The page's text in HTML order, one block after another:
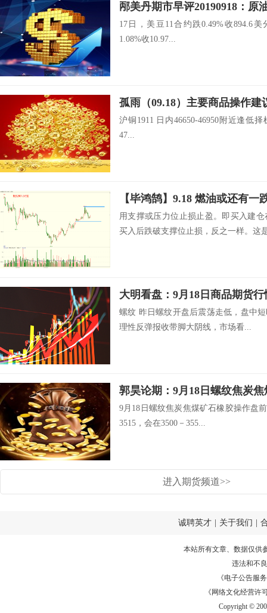
邴美丹期市早评20190918：原
17日，美豆11合约跌0.49%收894.6
1.08%收10.97...
孤雨（09.18）主要商品操作建
沪铜1911 日内46650-46950附近逢低
47...
【毕鸿鹄】9.18 燃油或还有一
用支撑或压力位止损止盈。即买入建
买入后跌破支撑位止损，反之一样。这
大明看盘：9月18日商品期货
螺纹 昨日螺纹开盘后震荡走低，盘中
理性反弹报收带脚大阴线，市场看...
郭昊论期：9月18日螺纹焦炭
9月18日螺纹焦炭焦煤矿石橡胶操作盘
3515，会在3500－355...
进入期货频道>>
诚聘英才 关于我们
本站所有文章、数据仅供
违法和不
《电子公告服务
《网络文化经营许
Copyright ©